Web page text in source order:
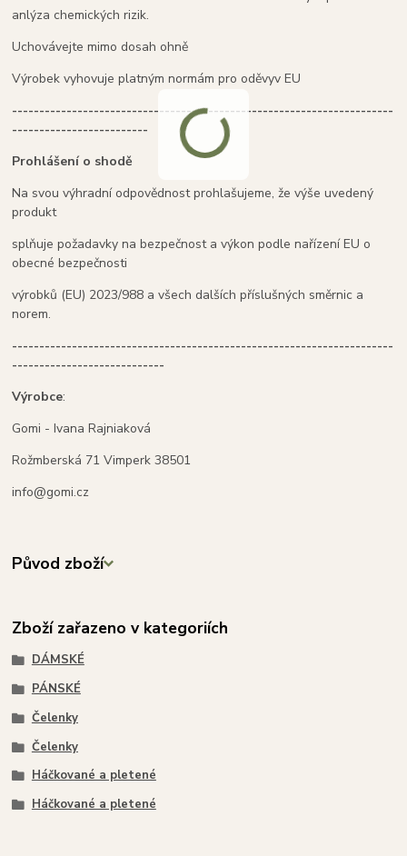
anlýza chemických rizik.
Uchovávejte mimo dosah ohně
Výrobek vyhovuje platným normám pro oděvyv EU
----------------------------------------------------------------------
-------------------------
Prohlášení o shodě
Na svou výhradní odpovědnost prohlašujeme, že výše uvedený
produkt
splňuje požadavky na bezpečnost a výkon podle nařízení EU o
obecné bezpečnosti
výrobků (EU) 2023/988 a všech dalších příslušných směrnic a
norem.
----------------------------------------------------------------------
----------------------------
Výrobce:
Gomi - Ivana Rajniaková
Rožmberská 71 Vimperk 38501
info@gomi.cz
Původ zboží
Zboží zařazeno v kategoriích
DÁMSKÉ
PÁNSKÉ
Čelenky
Čelenky
Háčkované a pletené
Háčkované a pletené